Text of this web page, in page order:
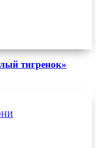
тигренок»